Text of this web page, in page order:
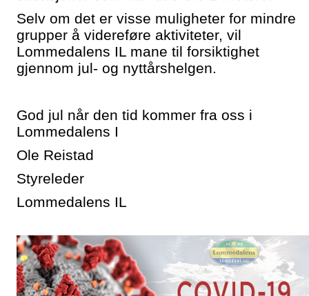
Selv om det er visse muligheter for mindre
grupper å videreføre aktiviteter, vil
Lommedalens IL mane til forsiktighet
gjennom jul- og nyttårshelgen.
God jul når den tid kommer fra oss i
Lommedalens I
Ole Reistad
Styreleder
Lommedalens IL